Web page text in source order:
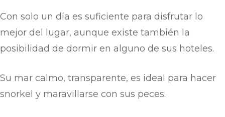
Con solo un día es suficiente para disfrutar lo
mejor del lugar, aunque existe también la
posibilidad de dormir en alguno de sus hoteles.
Su mar calmo, transparente, es ideal para hacer
snorkel y maravillarse con sus peces.